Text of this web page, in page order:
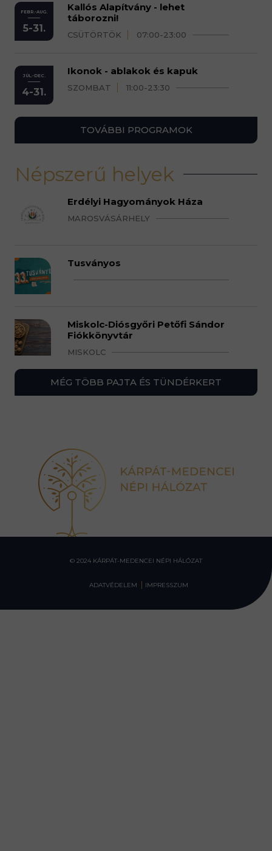
FEBR.-AUG.
5-31.
Kallós Alapítvány - lehet
táborozni!
CSÜTÖRTÖK 07:00-23:00
JÚL.-DEC.
4-31.
Ikonok - ablakok és kapuk
SZOMBAT 11:00-23:30
TOVÁBBI PROGRAMOK
Népszerű helyek
Erdélyi Hagyományok Háza
MAROSVÁSÁRHELY
Tusványos
Miskolc-Diósgyőri Petőfi Sándor
Fiókkönyvtár
MISKOLC
MÉG TÖBB PAJTA ÉS TÜNDÉRKERT
© 2024 KÁRPÁT-MEDENCEI NÉPI HÁLÓZAT
ADATVÉDELEM IMPRESSZUM